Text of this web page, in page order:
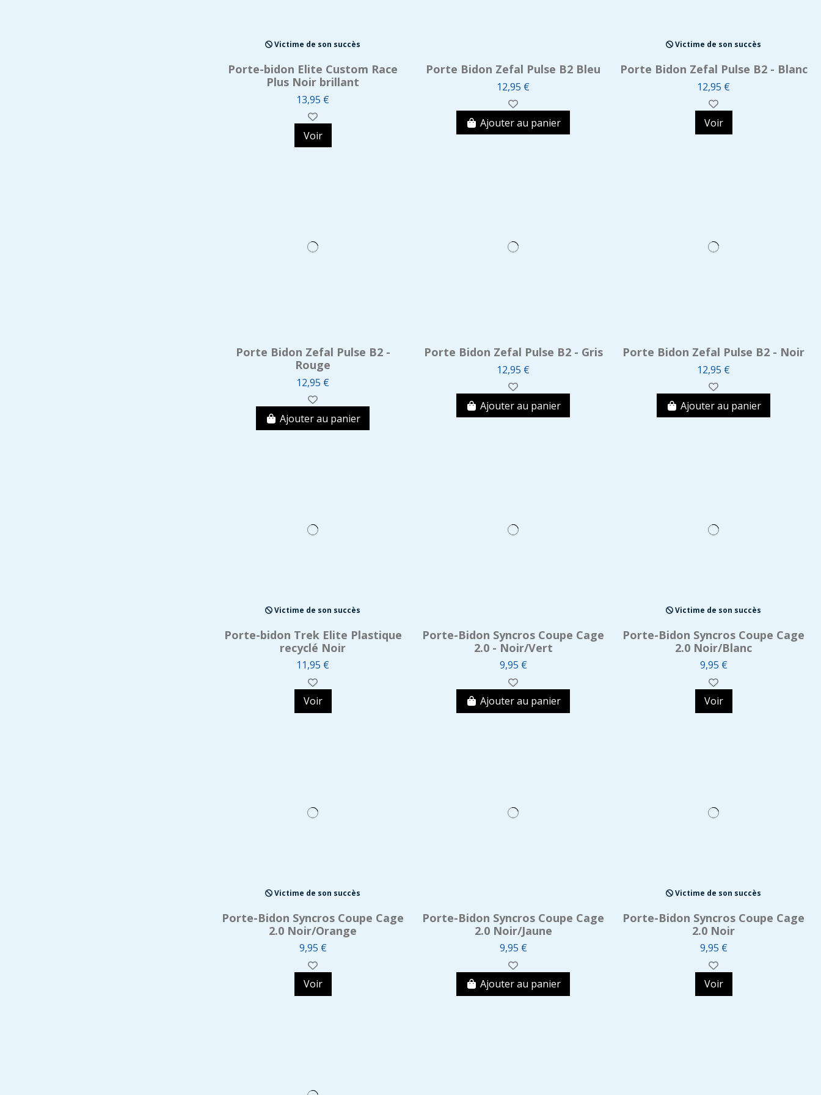
Victime de son succès
Porte-bidon Elite Custom Race
Plus Noir brillant
13,95 €
Voir
Porte Bidon Zefal Pulse B2 Bleu
12,95 €
Ajouter au panier
Victime de son succès
Porte Bidon Zefal Pulse B2 - Blanc
12,95 €
Voir
Porte Bidon Zefal Pulse B2 -
Rouge
12,95 €
Ajouter au panier
Porte Bidon Zefal Pulse B2 - Gris
12,95 €
Ajouter au panier
Porte Bidon Zefal Pulse B2 - Noir
12,95 €
Ajouter au panier
Victime de son succès
Porte-bidon Trek Elite Plastique
recyclé Noir
11,95 €
Voir
Porte-Bidon Syncros Coupe Cage
2.0 - Noir/Vert
9,95 €
Ajouter au panier
Victime de son succès
Porte-Bidon Syncros Coupe Cage
2.0 Noir/Blanc
9,95 €
Voir
Victime de son succès
Porte-Bidon Syncros Coupe Cage
2.0 Noir/Orange
9,95 €
Voir
Porte-Bidon Syncros Coupe Cage
2.0 Noir/Jaune
9,95 €
Ajouter au panier
Victime de son succès
Porte-Bidon Syncros Coupe Cage
2.0 Noir
9,95 €
Voir